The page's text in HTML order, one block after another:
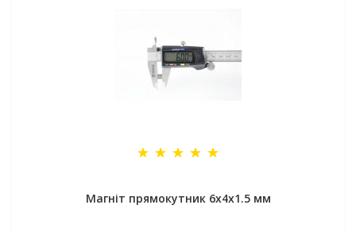
Магніт прямокутник 6х4х1.5 мм